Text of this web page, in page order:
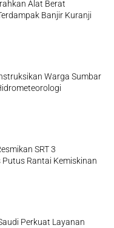
Alat Berat
Banjir Kuranji
Warga Sumbar
SRT 3
Rantai Kemiskinan
Perkuat Layanan